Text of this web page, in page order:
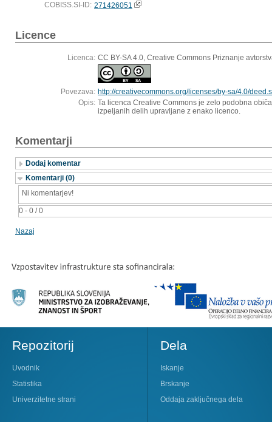
COBISS.SI-ID: 271426051
Licence
Licenca: CC BY-SA 4.0, Creative Commons Priznanje
Povezava: http://creativecommons.org/licenses/by-sa/4.0/
Opis: Ta licenca Creative Commons je zelo podobna
izpeljanih delih upravljane z enako licenco.
Komentarji
Dodaj komentar
Komentarji (0)
0 - 0 / 0
Ni komentarjev!
Nazaj
Repozitorij
Uvodnik
Statistika
Univerzitetne strani
Dela
Iskanje
Brskanje
Oddaja zaključnega dela